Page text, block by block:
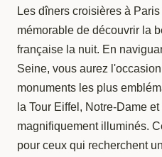
Les dîners croisières à
mémorable de découvrir la
française la nuit. En
Seine, vous aurez
monuments les plus
la Tour Eiffel, Notre-Dame
magnifiquement illuminés.
pour ceux qui recherchent